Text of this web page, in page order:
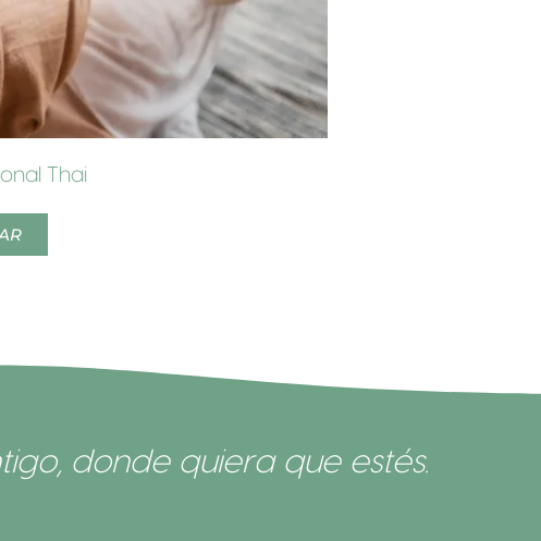
Thai
donde quiera que estés.